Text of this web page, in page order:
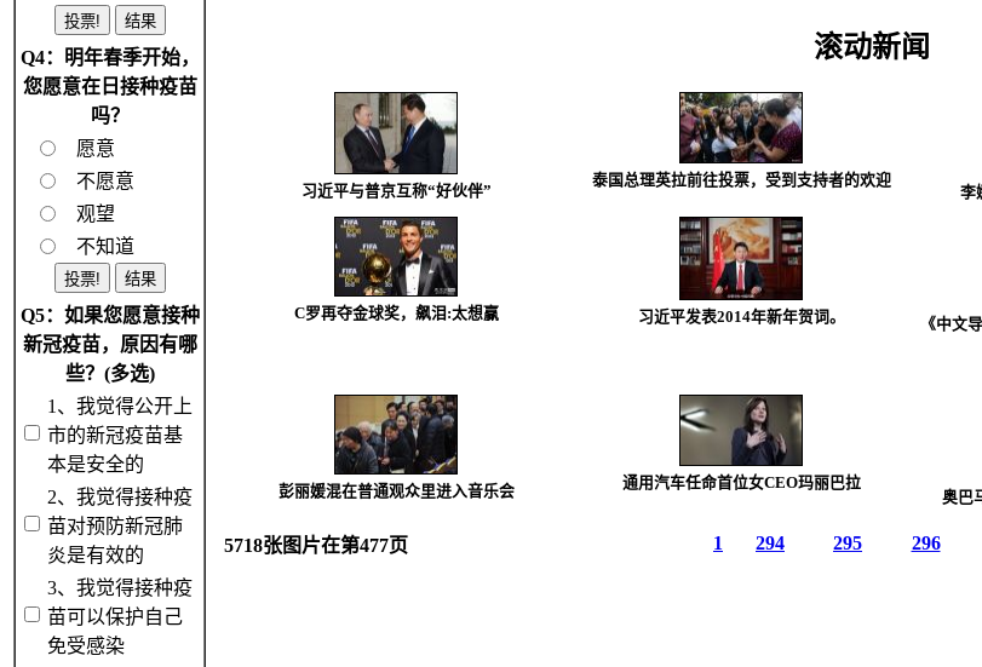
Q4：明年春季开始，
您愿意在日接种疫苗
吗？
愿意
不愿意
观望
不知道
Q5：如果您愿意接种
新冠疫苗，原因有哪
些？(多选)
1、我觉得公开上
市的新冠疫苗基
本是安全的
2、我觉得接种疫
苗对预防新冠肺
炎是有效的
3、我觉得接种疫
苗可以保护自己
免受感染
滚动新闻
习近平与普京互称“好伙伴”
泰国总理英拉前往投票，受到支持者的欢迎
李
C罗再夺金球奖，飙泪:太想赢 习近平发表2014年新年贺词。
《中文
彭丽媛混在普通观众里进入音乐会
通用汽车任命首位女CEO玛丽巴拉
奥巴
5718张图片在第477页 1 294 295 296